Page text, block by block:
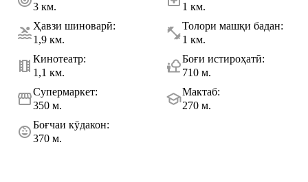
3 км.
1 км.
Ҳавзи шиноварӣ:
1,9 км.
Толори машқи бадан:
1 км.
Кинотеатр:
1,1 км.
Боғи истироҳатӣ:
710 м.
Супермаркет:
350 м.
Мактаб:
270 м.
Боғчаи кӯдакон:
370 м.